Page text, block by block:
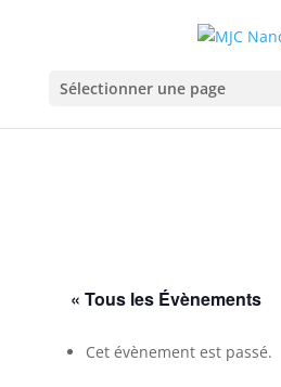
Sélectionner une page
« Tous les Évènements
Cet évènement est passé.